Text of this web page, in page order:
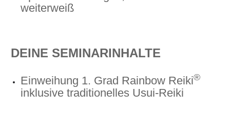
weiterweiß
DEINE SEMINARINHALTE
Einweihung 1. Grad Rainbow Reiki®
inklusive traditionelles Usui-Reiki